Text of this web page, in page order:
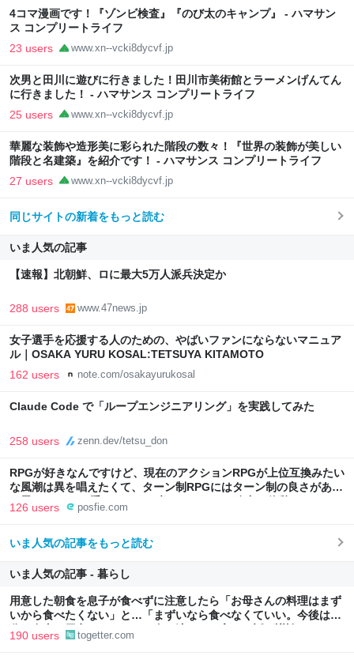
4コマ漫画です！『ゾンビ検査』『のび太のキャンプ』 - ハマサン
ス コンプリートライフ
23 users www.xn--vcki8dycvf.jp
次男と田川に遊びに行きました！田川市美術館とラーメンげんてん
に行きました！ - ハマサンス コンプリートライフ
25 users www.xn--vcki8dycvf.jp
華麗な装飾や造形美に彩られた階段の数々！『世界の装飾が美しい
階段と名建築』を紹介です！ - ハマサンス コンプリートライフ
27 users www.xn--vcki8dycvf.jp
同じサイトの新着をもっと読む
いま人気の記事
【速報】北朝鮮、ロに最大5万人派兵決定か
288 users www.47news.jp
女子選手を応援する人のための、やばいファンにならないマニュア
ル｜OSAKA YURU KOSAL:TETSUYA KITAMOTO
162 users note.com/osakayurukosal
Claude Code で「ループエンジニアリング」を実践してみた
258 users zenn.dev/tetsu_don
RPGが好きなんですけど、現在のアクションRPGが上位互換みたい
な風潮は異を唱えたくて、ターン制RPGにはターン制の良さがある
と思ってます 一手をじっくり考えられたり、途中で休憩したりでき
るのがターン制の良さじゃないですか もっとターン制を煮詰めて欲
(´・ω・｀)」
126 users posfie.com
いま人気の記事をもっと読む
いま人気の記事 - 暮らし
用意した朝食を息子が食べずに注意したら「お母さんの料理はまず
いから食べたくない」と…「まずいなら食べなくていい。今後は自
分で食事を用意しなさい。お金は渡す」と言った話が議論に
190 users togetter.com